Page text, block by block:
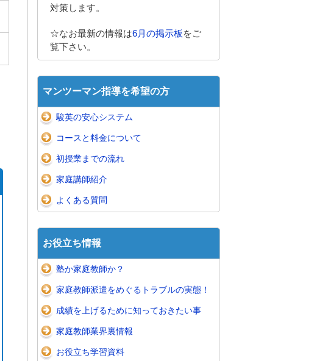
対策します。
☆なお最新の情報は6月の掲示板 をご
覧下さい。
マンツーマン指導を希望の方
駿英の安心システム
コースと料金について
初授業までの流れ
家庭講師紹介
よくある質問
お役立ち情報
塾か家庭教師か？
家庭教師派遣をめぐるトラブルの実態！
成績を上げるために知っておきたい事
家庭教師業界裏情報
お役立ち学習資料